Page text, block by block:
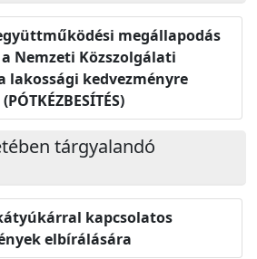
megállapodás
Nemzeti Közszolgálati
lakossági kedvezményre
tárgyalandó
kapcsolatos
elbírálására